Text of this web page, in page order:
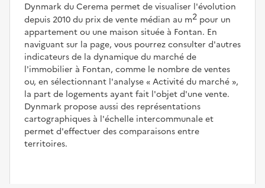
Dynmark du Cerema permet de visualiser l'évolution
depuis 2010 du prix de vente médian au m2 pour un
appartement ou une maison située à Fontan. En
naviguant sur la page, vous pourrez consulter d'autres
indicateurs de la dynamique du marché de
l'immobilier à Fontan, comme le nombre de ventes
ou, en sélectionnant l'analyse
Activité du marché ,
la part de logements ayant fait l'objet d'une vente.
Dynmark propose aussi des représentations
cartographiques à l'échelle intercommunale et
permet d'effectuer des comparaisons entre
territoires.